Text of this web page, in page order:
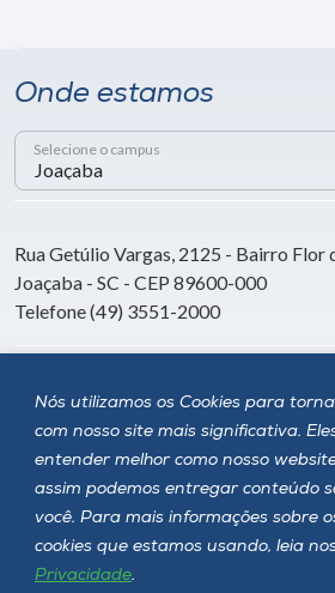
Nós utilizamos os Cookies para
com nosso site mais significativa.
entender melhor como nosso
assim podemos entregar conteúdo
você. Para mais informações sobre
cookies que estamos usando, leia
Privacidade.
Onde estamos
Selecione o campus
Rua Getúlio Vargas, 2125 - Bairro Flor
Joaçaba - SC - CEP 89600-000
Telefone (49) 3551-2000
Siga a Unoesc